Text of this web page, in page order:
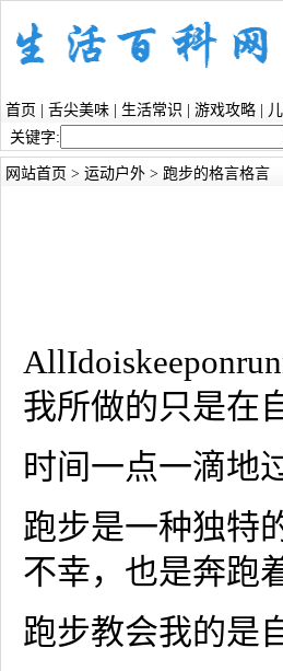
首页 舌尖美味 生活常识 游戏攻略
关键字:
网站首页 > 运动户外 > 跑步的格言格言
我所做的只是在
时间一点一滴地
跑步是一种独特
不幸，也是奔跑
跑步教会我的是